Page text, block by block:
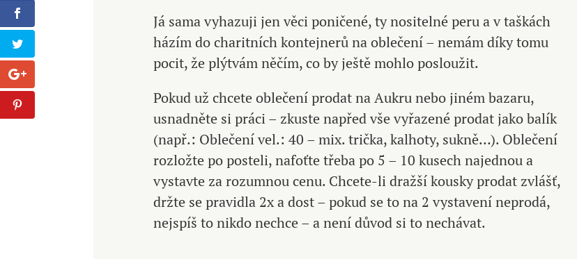
Já sama vyhazuji jen věci poničené, ty nositelné peru a v taškách
házím do charitních kontejnerů na oblečení – nemám díky tomu
pocit, že plýtvám něčím, co by ještě mohlo posloužit.
Pokud už chcete oblečení prodat na Aukru nebo jiném bazaru,
usnadněte si práci – zkuste napřed vše vyřazené prodat jako balík
(např.: Oblečení vel.: 40 – mix. trička, kalhoty, sukně…). Oblečení
rozložte po posteli, nafoťte třeba po 5 – 10 kusech najednou a
vystavte za rozumnou cenu. Chcete-li dražší kousky prodat zvlášť,
držte se pravidla 2x a dost – pokud se to na 2 vystavení neprodá,
nejspíš to nikdo nechce – a není důvod si to nechávat.